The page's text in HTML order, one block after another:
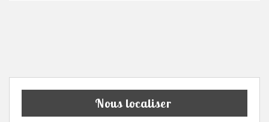
Nous localiser